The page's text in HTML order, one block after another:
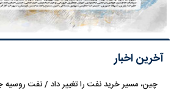
آخرین اخبار
چین، مسیر خرید نفت را تغییر داد / نفت روسیه